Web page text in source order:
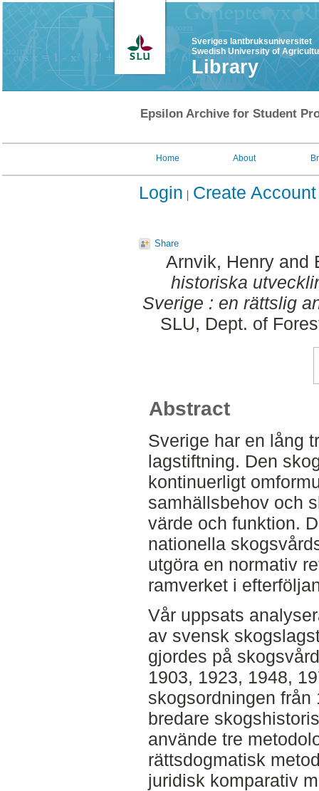
Sveriges lantbruksuniversitet
Swedish University of
Library
Epsilon Archive for Student
Home About
Login Create Account
Share
Arnvik, Henryand
historiska
Sverige : en rättslig
SLU, Dept. of
Abstract
Sverige har en lång
lagstiftning. Den
kontinuerligt
samhällsbehov och
värde och funktion.
nationella
utgöra en normativ
ramverket i
Vår uppsats
av svensk
gjordes på
1903, 1923, 1948,
skogsordningen från
bredare
använde tre
rättsdogmatisk
juridisk komparativ